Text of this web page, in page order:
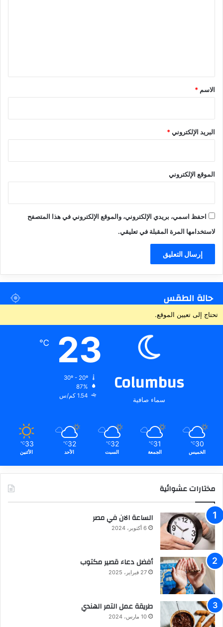
*
الاسم *
البريد الإلكتروني*
الموقع الإلكتروني
احفظ اسمي، بريدي الإلكتروني، والموقع الإلكتروني في هذا المتصفح
لاستخدامها المرة المقبلة في تعليقي.
حالة الطقس
تحتاج إلى تعيين الموقع.
Columbus
سماء صافية
23
℃
87%
1.54 كم/س
30
℃
الخميس
31
℃
الجمعة
32
℃
السبت
32
℃
الأحد
33
℃
الأثنين
مختارات عشوائية
الساعة الان في مصر
6 أكتوبر، 2024
أفضل دعاء قصير مكتوب
27 فبراير، 2025
طريقة عمل التمر الهندي
10 مارس، 2024